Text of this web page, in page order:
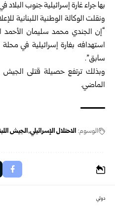
بها جراء غارة إسرائيلية جنوب
ونقلت الوكالة الوطنية اللبنانية
“إن الجندي محمد سليمان الأحمد
استهدافه بغارة إسرائيلية في
سابق”.
الماضي.
الوسوم: الاحتلال الإسرائيلي الجيش
دولي